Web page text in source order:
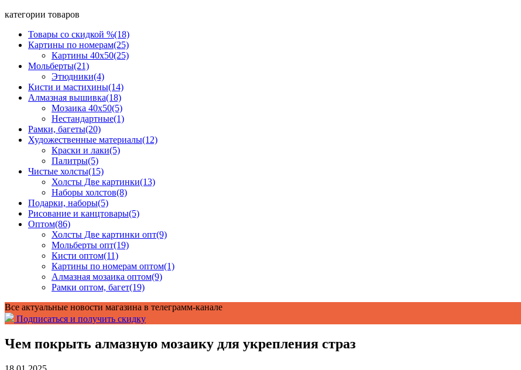
категории товаров
Товары со скидкой %(18)
Картины по номерам(25)
Картины 40x50(25)
Мольберты(21)
Этюдники(4)
Кисти и мастихины(14)
Алмазная вышивка(18)
Мозаика 40x50(5)
Нестандартные(1)
Рамки, багеты(20)
Художественные материалы(12)
Краски и лаки(5)
Палитры(5)
Чистые холсты(15)
Холсты Две картинки(13)
Наборы холстов(8)
Подарки, наборы(5)
Рисование и канцтовары(5)
Оптом(86)
Холсты Две картинки опт(9)
Мольберты опт(19)
Кисти оптом(11)
Картины по номерам оптом(1)
Алмазная мозаика оптом(9)
Рамки оптом, багет(19)
Все актуальные новости магазина в телеграмм-канале
Подписаться и получить скидку
Чем покрыть алмазную мозаику для укрепления страз